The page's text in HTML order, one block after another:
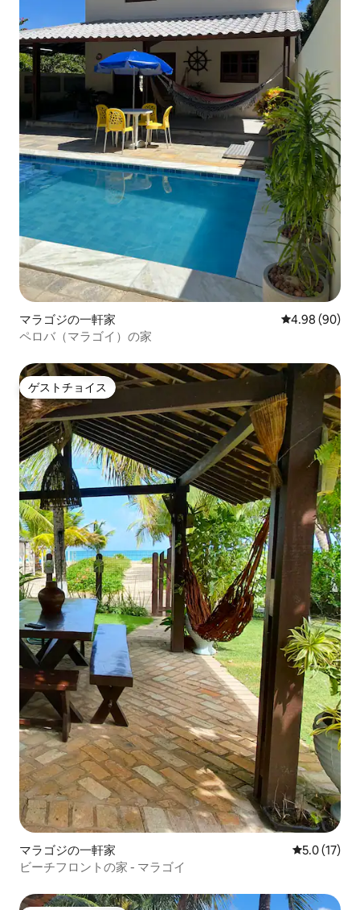
マラゴジの一軒家 レビュー90件
4.98 (90)
ペロバ（マラゴイ）の家
ゲストチョイス
ゲストチョイス
マラゴジの一軒家 レビュー17
5.0 (17)
ビーチフロントの家 - マラゴイ